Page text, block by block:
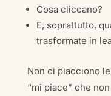
Cosa cliccano?
E, soprattutto,
trasformate in
Non ci piacciono
“mi piace” che